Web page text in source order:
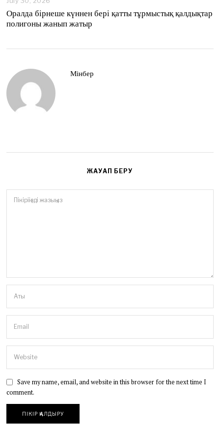
Оралда бірнеше күннен бері қатты тұрмыстық қалдықтар
полигоны жанып жатыр
Мінбер
ЖАУАП БЕРУ
Save my name, email, and website in this browser for the next time I
comment.